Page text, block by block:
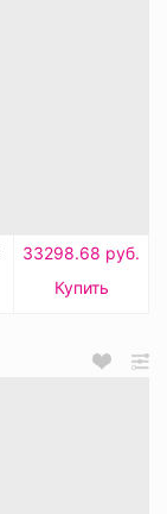
33298.68 руб.
Купить